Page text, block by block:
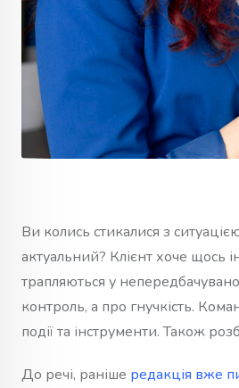
Ви колись стикалися з
актуальний? Клієнт хоче щось
трапляються у
контроль, а про гнучкість.
події та інструменти. Також
До речі, раніше редакція вже